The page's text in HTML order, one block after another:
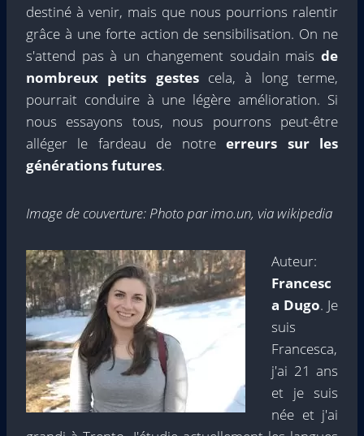
destiné à venir, mais que nous pourrions ralentir
grâce à une forte action de sensibilisation. On ne
s'attend pas à un changement soudain mais de
nombreux petits gestescela, à long terme,
pourrait conduire à une légère amélioration. Si
nous essayons tous, nous pourrons peut-être
alléger le fardeau de notreerreurs sur les
générations futures.
Image de couverture: Photo par imo.un, via wikipedia
Auteur:
Francesc
a Dugo. Je
suis
Francesca,
j'ai 21 ans
et je suis
née et j'ai